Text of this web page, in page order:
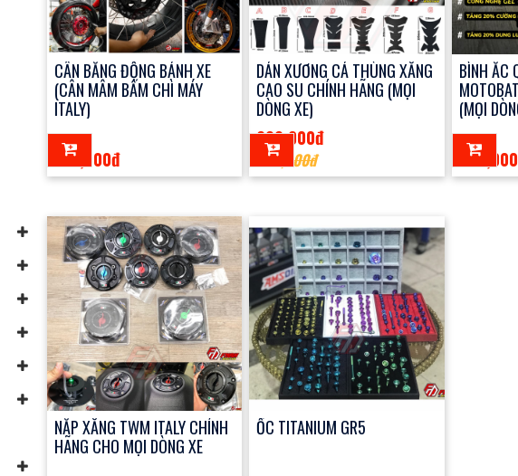
CÂN BẰNG ĐỘNG BÁNH XE
(CÂN MÂM BẤM CHÌ MÁY
ITALY)
100,000đ
DÁN XƯƠNG CÁ THÙNG XĂNG
CAO SU CHÍNH HÃNG (MỌI
DÒNG XE)
200,000đ
360,000đ
BÌNH ẮC
(MỌI
NẮP XĂNG TWM ITALY CHÍNH
HÃNG CHO MỌI DÒNG XE
ỐC TITANIUM GR5